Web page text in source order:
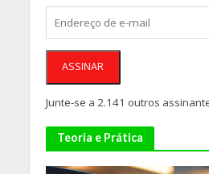
de
ASSINAR
Junte-se a 2.141 outros
Teoria e Prática